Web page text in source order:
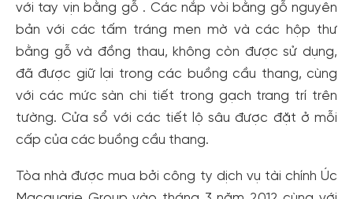
với tay vịn bằng gỗ . Các nắp vòi bằng gỗ nguyên
bản với các tấm tráng men mờ và các hộp thư
bằng gỗ và đồng thau, không còn được sử dụng,
đã được giữ lại trong các buồng cầu thang, cùng
với các mức sàn chi tiết trong gạch trang trí trên
tường. Cửa sổ với các tiết lộ sâu được đặt ở mỗi
cấp của các buồng cầu thang.
Tòa nhà được mua bởi công ty dịch vụ tài chính Úc